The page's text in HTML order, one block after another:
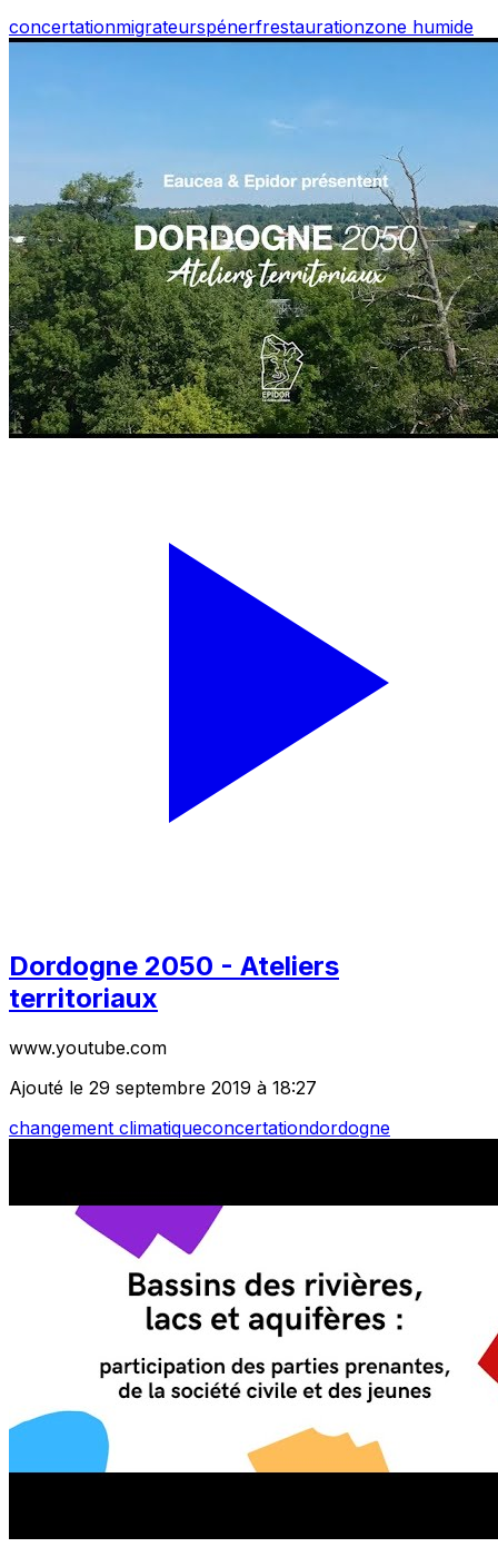
concertationmigrateurspénerfrestaurationzone humide
Dordogne 2050 - Ateliers
territoriaux
www.youtube.com
Ajouté le 29 septembre 2019 à 18:27
changement climatiqueconcertationdordogne